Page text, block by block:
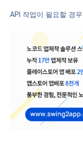
API 작업이 필요할 경